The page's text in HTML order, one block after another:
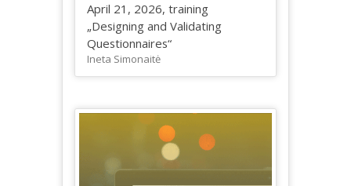
April 21, 2026, training
„Designing and Validating
Questionnaires“
Ineta Simonaitė